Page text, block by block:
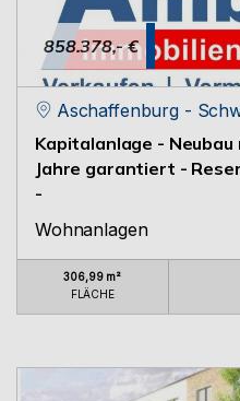
858.378,- €
Aschaffenburg -
Kapitalanlage -
Jahre garantiert -
-
Wohnanlagen
306,99 m²
FLÄCHE